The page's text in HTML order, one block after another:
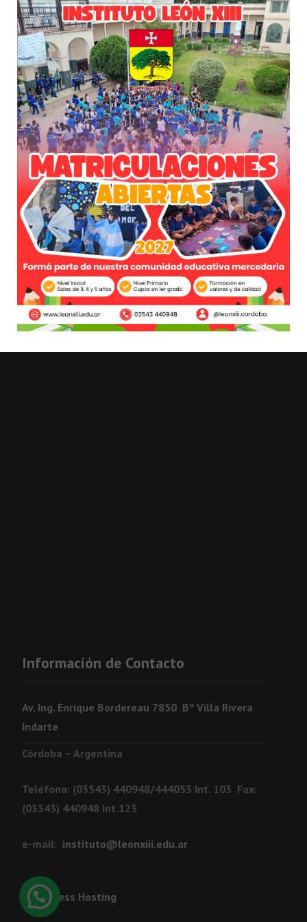
Links
Información de Contacto
Av. Ing. Enrique Bordereau 7850 Bº Villa Rivera
Indarte
Córdoba – Argentina
Teléfono: (03543) 440948/444053 Int. 103 Fax:
(03543) 440948 Int.123
e-mail: instituto@leonxiii.edu.ar
WordPress Hosting